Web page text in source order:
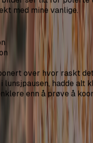
enn forventet. Tok
opp og laget kaffe
flere matcher etter å
disse. Gikk fra